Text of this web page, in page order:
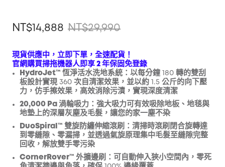
NT$14,888 NT$29,990
折扣
優惠碼:
複製
現貨供應中，立即下單，全速配貨！
官網購買掃拖機器人即享 2 年保固免登錄
HydroJet™ 恆淨活水洗地系統： 以每分鐘 180 轉的雙刮
板設計實現 360 次自清潔效果，並以約 1.5 公斤的向下壓
力，仿手擦效果，高效消除污漬，實現深度清潔
20,000 Pa 渦輪吸力： 強大吸力可有效吸除地板、地毯與
地墊上的深層灰塵及毛髮，讓您的家一塵不染
DuoSpiral™ 雙旋防纏伸縮滾刷： 清掃時滾刷閉合旋轉達
到零縫隙、零漏掃，並透過氣旋原理集中毛髮至縫隙完整
回收，解放雙手零污染
CornerRover™ 外擴邊刷： 可自動伸入狹小空間內，零死